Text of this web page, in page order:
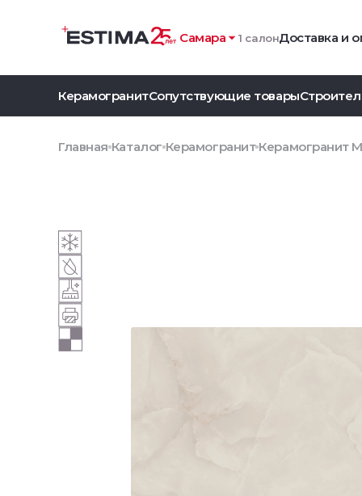
Самара 1 салонДоставка и
КерамогранитСопутствующие товары
Главная Каталог Керамогранит Керамогранит